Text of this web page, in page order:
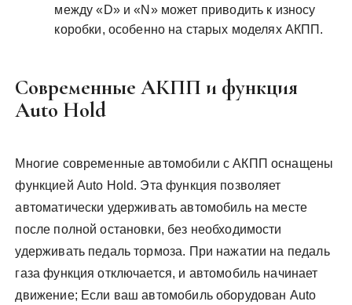
между «D» и «N» может приводить к износу
коробки, особенно на старых моделях АКПП.
Современные АКПП и функция
Auto Hold
Многие современные автомобили с АКПП оснащены
функцией Auto Hold. Эта функция позволяет
автоматически удерживать автомобиль на месте
после полной остановки, без необходимости
удерживать педаль тормоза. При нажатии на педаль
газа функция отключается, и автомобиль начинает
движение; Если ваш автомобиль оборудован Auto